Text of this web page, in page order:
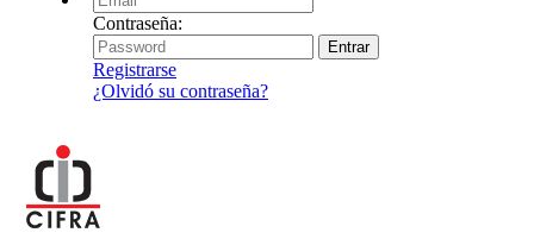
Contraseña:
Registrarse
¿Olvidó su contraseña?